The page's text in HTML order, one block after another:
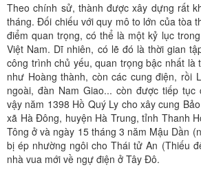
Theo chính sử, thành được xây dựng rất
tháng. Đối chiếu với quy mô to lớn của tòa
điểm quan trọng, có thể là một kỷ lục
Việt Nam. Dĩ nhiên, có lẽ đó là thời gian
công trình chủ yếu, quan trọng bậc nhất là
như Hoàng thành, còn các cung điện, rồi
ngoài, đàn Nam Giao... còn được tiếp
vậy năm 1398 Hồ Quý Ly cho xây cung
xã Hà Đông, huyện Hà Trung, tỉnh Thanh
Tông ở và ngày 15 tháng 3 năm Mậu Dần
bị ép nhường ngôi cho Thái tử An (Thiếu
nhà vua mới về ngự điện ở Tây Đô.